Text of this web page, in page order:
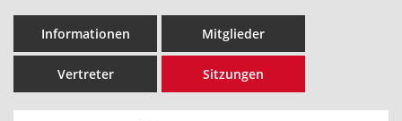
Informationen Mitglieder
Vertreter Sitzungen